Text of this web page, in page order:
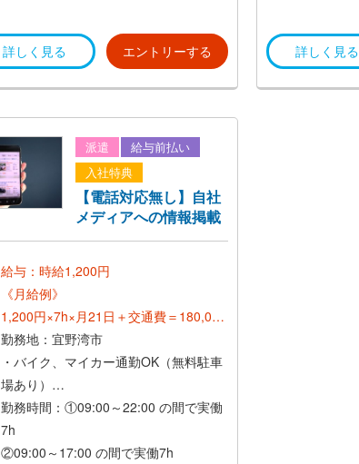
詳しく見る
エントリーする 詳しく見る
派遣
給与前払い
入社特典
【電話対応無し】自社
メディアへの情報掲載
給与：時給1,200円
《月給例》
1,200円×7h×月21日＋交通費＝180,000
円～
《正社員登用後》
*想定年収300万～*
勤務地：宜野湾市
・バイク、マイカー通勤OK（無料駐車
場あり）
・交通費支給(社内規定あり)
勤務時間：①09:00～22:00 の間で実働
7h
②09:00～17:00 の間で実働7h